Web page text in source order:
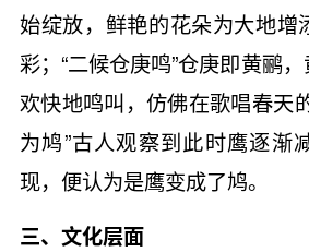
始绽放，鲜艳的花朵为大地增
彩；“二候仓庚鸣”仓庚即黄鹂
欢快地鸣叫，仿佛在歌唱春天
为鸠”古人观察到此时鹰逐渐
现，便认为是鹰变成了鸠。
三、文化层面